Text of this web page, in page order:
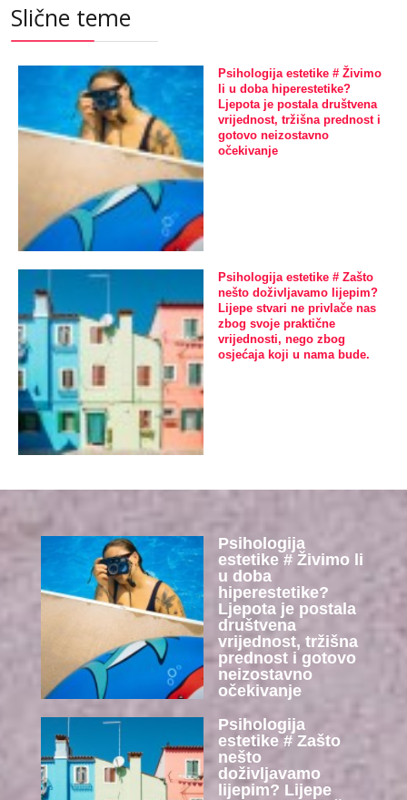
Slične teme
Psihologija estetike # Živimo
li u doba hiperestetike?
Ljepota je postala društvena
vrijednost, tržišna prednost i
gotovo neizostavno
očekivanje
Psihologija estetike # Zašto
nešto doživljavamo lijepim?
Lijepe stvari ne privlače nas
zbog svoje praktične
vrijednosti, nego zbog
osjećaja koji u nama bude.
Psihologija
estetike # Živimo li
u doba
hiperestetike?
Ljepota je postala
društvena
vrijednost, tržišna
prednost i gotovo
neizostavno
očekivanje
Psihologija
estetike # Zašto
nešto
doživljavamo
lijepim? Lijepe